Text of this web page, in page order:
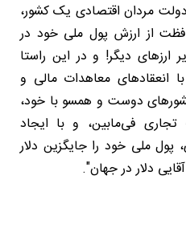
مردان اقتصادی یک کشور،
از ارزش پول ملی خود در
ارزهای دیگر! و در این راستا
انعقادهای معاهدات مالی و
دوست و همسو با خود،
تجاری فی‌مابین، و با ایجاد
ملی خود را جایگزین دلار
دلار در جهان".